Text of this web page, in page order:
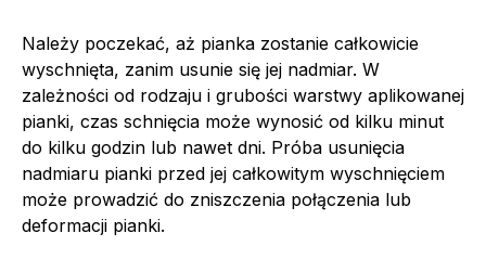
Należy poczekać, aż pianka zostanie całkowicie
wyschnięta, zanim usunie się jej nadmiar. W
zależności od rodzaju i grubości warstwy aplikowanej
pianki, czas schnięcia może wynosić od kilku minut
do kilku godzin lub nawet dni. Próba usunięcia
nadmiaru pianki przed jej całkowitym wyschnięciem
może prowadzić do zniszczenia połączenia lub
deformacji pianki.